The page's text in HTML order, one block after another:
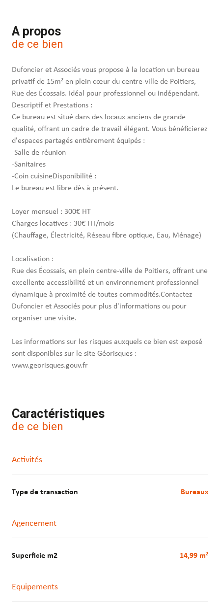
A propos
de ce bien
Dufoncier et Associés vous propose à la location un bureau
privatif de 15m² en plein cœur du centre-ville de Poitiers,
Rue des Écossais. Idéal pour professionnel ou indépendant.
Descriptif et Prestations :
Ce bureau est situé dans des locaux anciens de grande
qualité, offrant un cadre de travail élégant. Vous bénéficierez
d'espaces partagés entièrement équipés :
-Salle de réunion
-Sanitaires
-Coin cuisineDisponibilité :
Le bureau est libre dès à présent.
Loyer mensuel : 300€ HT
Charges locatives : 30€ HT/mois
(Chauffage, Électricité, Réseau fibre optique, Eau, Ménage)
Localisation :
Rue des Écossais, en plein centre-ville de Poitiers, offrant une
excellente accessibilité et un environnement professionnel
dynamique à proximité de toutes commodités.Contactez
Dufoncier et Associés pour plus d'informations ou pour
organiser une visite.
Les informations sur les risques auxquels ce bien est exposé
sont disponibles sur le site Géorisques :
www.georisques.gouv.fr
Caractéristiques
de ce bien
Activités
Type de transaction Bureaux
Agencement
Superficie m2 14,99 m²
Equipements